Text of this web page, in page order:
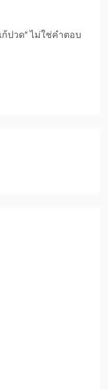
ปวด” ไม่ใช่คำตอบ